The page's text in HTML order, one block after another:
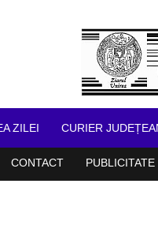
ZILEI CURIER
CONTACT PUBLICITATE